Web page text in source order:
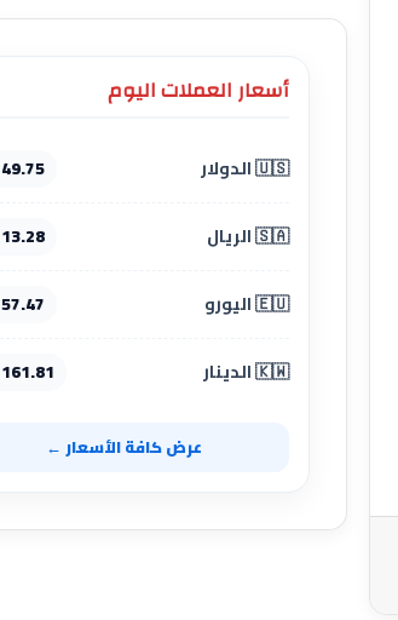
أسعار العملات اليوم
🇺🇸 الدولار 49.75 ج.م
🇸🇦 الريال 13.28 ج.م
🇪🇺 اليورو 57.47 ج.م
🇰🇼 الدينار 161.81 ج.م
عرض كافة الأسعار ←